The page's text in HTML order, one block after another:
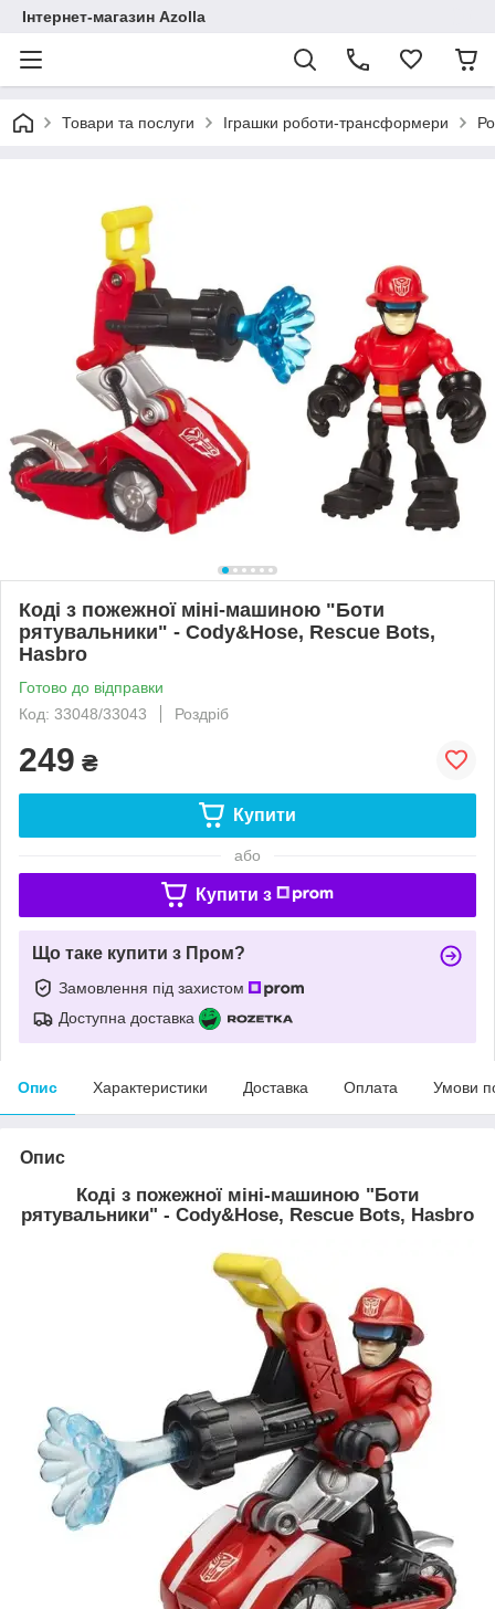
Інтернет-магазин Azolla
Товари та послуги Іграшки роботи-трансформери
Коді з пожежної міні-машиною "Боти
рятувальники" - Cody&Hose, Rescue Bots,
Hasbro
Готово до відправки
Код: 33048/33043
Роздріб
249 ₴
Купити
або
Купити з
Що таке купити з Пром?
Замовлення під захистом
Доступна доставка
Опис Характеристики Доставка Оплата Умови
Опис
Коді з пожежної міні-машиною "Боти
рятувальники" - Cody&Hose, Rescue Bots, Hasbro